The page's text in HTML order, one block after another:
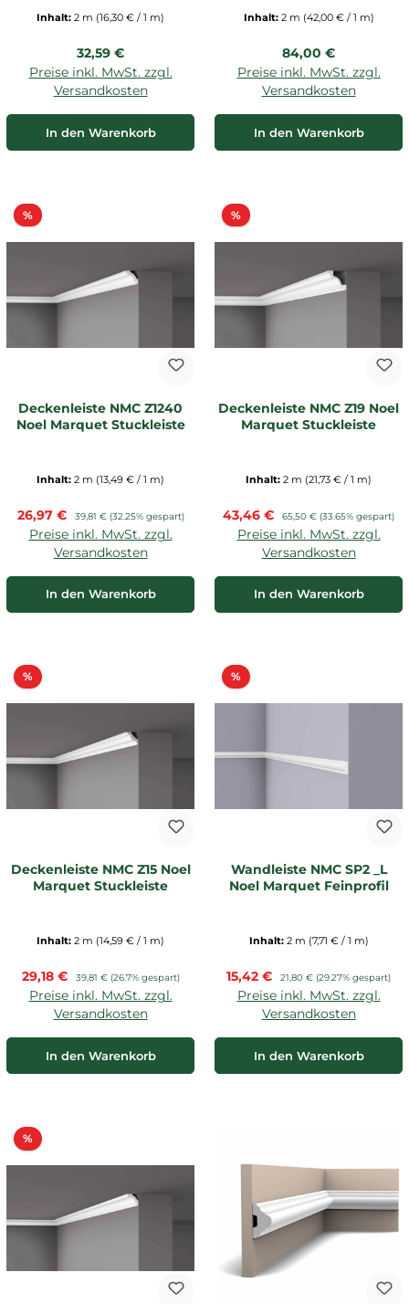
Inhalt: 2 m (16,30 € / 1 m)
Regulärer Preis:
32,59 €
Preise inkl. MwSt. zzgl.
Versandkosten
In den Warenkorb
Inhalt: 2 m (42,00 € / 1 m)
Regulärer Preis:
84,00 €
Preise inkl. MwSt. zzgl.
Versandkosten
In den Warenkorb
%Rabatt
Deckenleiste NMC Z1240
Noel Marquet Stuckleiste
Inhalt: 2 m (13,49 € / 1 m)
Verkaufspreis:
26,97 € Regulärer Preis:
39,81 € (32.25% gespart)
Preise inkl. MwSt. zzgl.
Versandkosten
In den Warenkorb
%Rabatt
Deckenleiste NMC Z19 Noel
Marquet Stuckleiste
Inhalt: 2 m (21,73 € / 1 m)
Verkaufspreis:
43,46 € Regulärer Preis:
65,50 € (33.65% gespart)
Preise inkl. MwSt. zzgl.
Versandkosten
In den Warenkorb
%Rabatt
Deckenleiste NMC Z15 Noel
Marquet Stuckleiste
Inhalt: 2 m (14,59 € / 1 m)
Verkaufspreis:
29,18 € Regulärer Preis:
39,81 € (26.7% gespart)
Preise inkl. MwSt. zzgl.
Versandkosten
In den Warenkorb
%Rabatt
Wandleiste NMC SP2 _L
Noel Marquet Feinprofil
Inhalt: 2 m (7,71 € / 1 m)
Verkaufspreis:
15,42 € Regulärer Preis:
21,80 € (29.27% gespart)
Preise inkl. MwSt. zzgl.
Versandkosten
In den Warenkorb
%Rabatt